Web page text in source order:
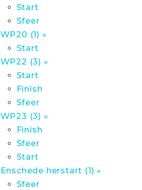
Start
Sfeer
WP20 (1) »
Start
WP22 (3) »
Start
Finish
Sfeer
WP23 (3) »
Finish
Sfeer
Start
Enschede herstart (1) »
Sfeer